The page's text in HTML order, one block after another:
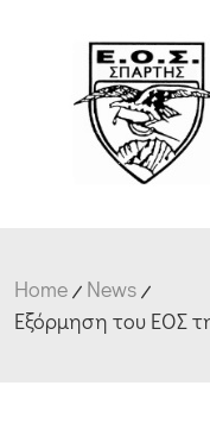
Home
News
Εξόρμηση του ΕΟΣ